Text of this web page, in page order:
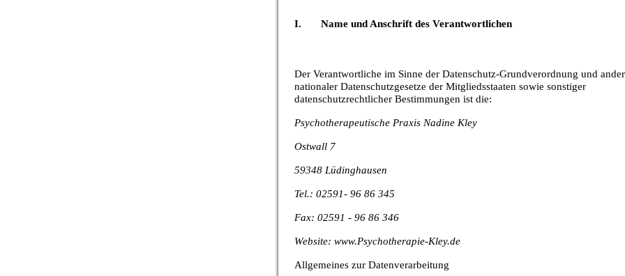
I. Name und Anschrift des Verantwortlichen
Der Verantwortliche im Sinne der Datenschutz-Grundverordnung und
nationaler Datenschutzgesetze der Mitgliedsstaaten sowie sonstiger
datenschutzrechtlicher Bestimmungen ist die:
Psychotherapeutische Praxis Nadine Kley
Ostwall 7
59348 Lüdinghausen
Tel.: 02591- 96 86 345
Fax: 02591 - 96 86 346
Website: www.Psychotherapie-Kley.de
Allgemeines zur Datenverarbeitung